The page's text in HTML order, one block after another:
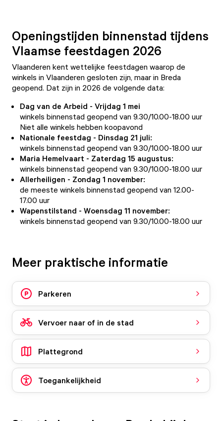
Openingstijden binnenstad tijdens
Vlaamse feestdagen 2026
Vlaanderen kent wettelijke feestdagen waarop de
winkels in Vlaanderen gesloten zijn, maar in Breda
geopend. Dat zijn in 2026 de volgende data:
Dag van de Arbeid - Vrijdag 1 mei
winkels binnenstad geopend van 9.30/10.00-18.00 uur
Niet alle winkels hebben koopavond
Nationale feestdag - Dinsdag 21 juli:
winkels binnenstad geopend van 9.30/10.00-18.00 uur
Maria Hemelvaart - Zaterdag 15 augustus:
winkels binnenstad geopend van 9.30/10.00-18.00 uur
Allerheiligen - Zondag 1 november:
de meeste winkels binnenstad geopend van 12.00-
17.00 uur
Wapenstilstand - Woensdag 11 november:
winkels binnenstad geopend van 9.30/10.00-18.00 uur
Meer praktische informatie
Parkeren
Vervoer naar of in de stad
Plattegrond
Toegankelijkheid